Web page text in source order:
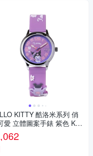
KITTY 酷洛米系列 俏
愛 立體圖案手錶 紫色 KT0